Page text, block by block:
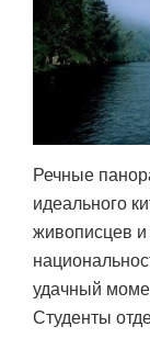
Речные
идеального
живописцев и
удачный
Студенты